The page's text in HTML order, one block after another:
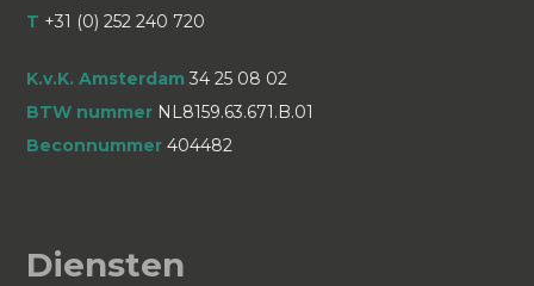
T +31 (0) 252 240 720
K.v.K. Amsterdam 34 25 08 02
BTW nummer NL8159.63.671.B.01
Beconnummer 404482
Diensten